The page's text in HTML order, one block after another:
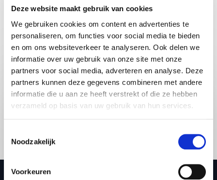
Deze website maakt gebruik van cookies
We gebruiken cookies om content en advertenties te
personaliseren, om functies voor social media te bieden
en om ons websiteverkeer te analyseren. Ook delen we
informatie over uw gebruik van onze site met onze
partners voor social media, adverteren en analyse. Deze
partners kunnen deze gegevens combineren met andere
informatie die u aan ze heeft verstrekt of die ze hebben
verzameld op basis van uw gebruik van hun services.
Noodzakelijk
Voorkeuren
Vraag vrijblijvend info aan voor
Michiel Vos